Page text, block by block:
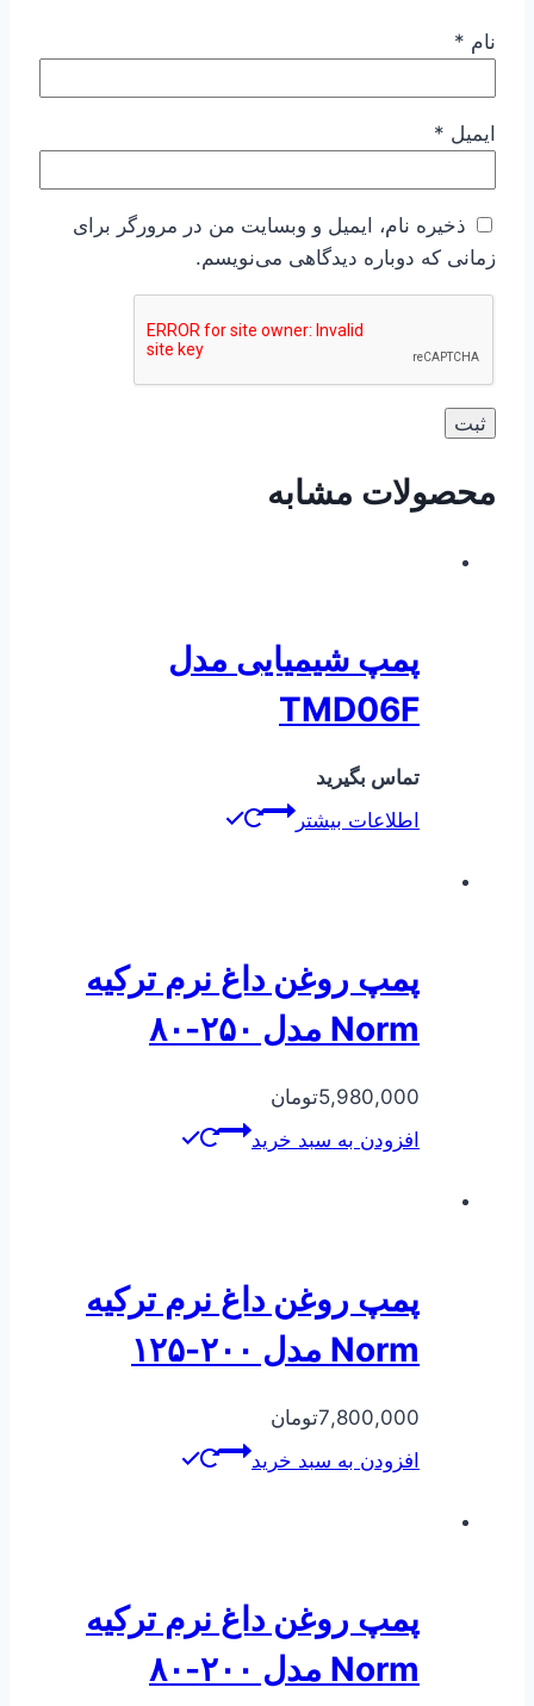
نام *
ایمیل *
ذخیره نام، ایمیل و وبسایت من در مرورگر برای
زمانی که دوباره دیدگاهی می‌نویسم.
محصولات مشابه
پمپ شیمیایی مدل
TMD06F
تماس بگیرید
اطلاعات بیشتر
پمپ روغن داغ نرم ترکیه
Norm مدل ۲۵۰-۸۰
5,980,000تومان
افزودن به سبد خرید
پمپ روغن داغ نرم ترکیه
Norm مدل ۲۰۰-۱۲۵
7,800,000تومان
افزودن به سبد خرید
پمپ روغن داغ نرم ترکیه
Norm مدل ۲۰۰-۸۰